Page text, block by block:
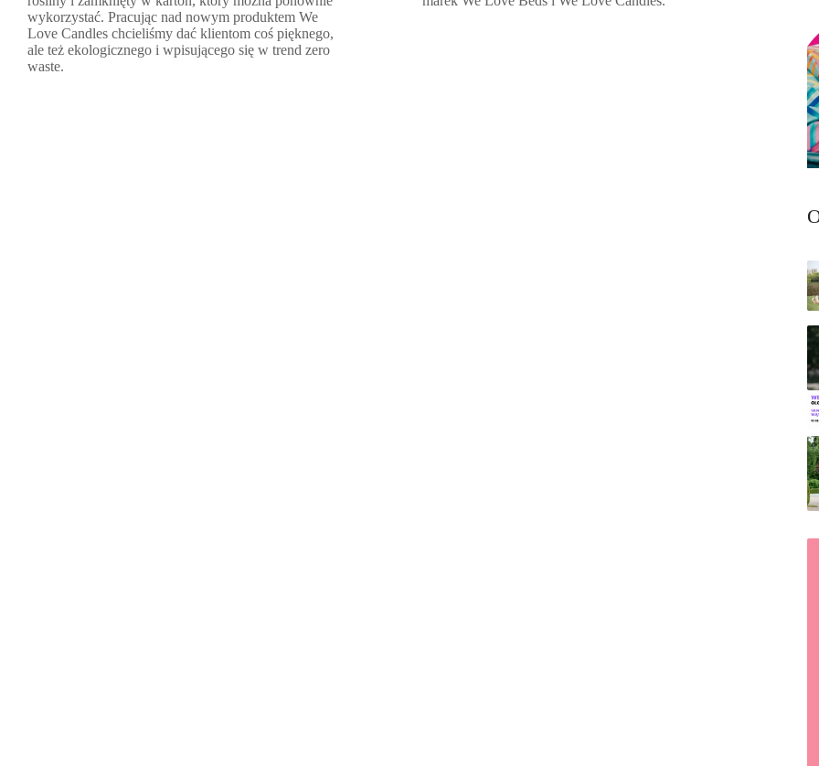
wykorzystać. Pracując nad nowym produktem We
Love Candles chcieliśmy dać klientom coś pięknego,
ale też ekologicznego i wpisującego się w trend zero
waste.